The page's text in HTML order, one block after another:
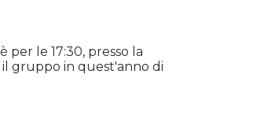
le 17:30, presso la
il gruppo in quest'anno di